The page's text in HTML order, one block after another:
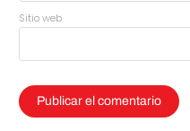
Sitio web